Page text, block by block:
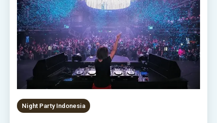
Night Party Indonesia